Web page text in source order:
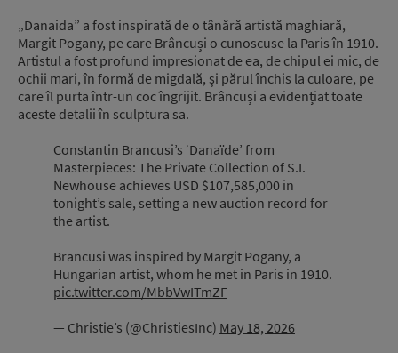
„Danaida” a fost inspirată de o tânără artistă maghiară,
Margit Pogany, pe care Brâncuși o cunoscuse la Paris în 1910.
Artistul a fost profund impresionat de ea, de chipul ei mic, de
ochii mari, în formă de migdală, și părul închis la culoare, pe
care îl purta într-un coc îngrijit. Brâncuși a evidențiat toate
aceste detalii în sculptura sa.
Constantin Brancusi’s ‘Danaïde’ from
Masterpieces: The Private Collection of S.I.
Newhouse achieves USD $107,585,000 in
tonight’s sale, setting a new auction record for
the artist.
Brancusi was inspired by Margit Pogany, a
Hungarian artist, whom he met in Paris in 1910.
pic.twitter.com/MbbVwITmZF
— Christie’s (@ChristiesInc) May 18, 2026